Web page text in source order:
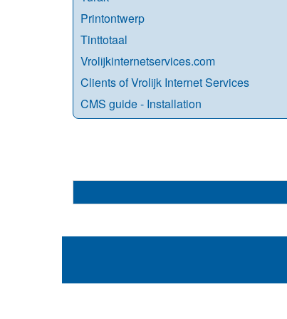
Printontwerp
Tinttotaal
Vrolijkinternetservices.com
Clients of Vrolijk Internet Services
CMS guide - Installation